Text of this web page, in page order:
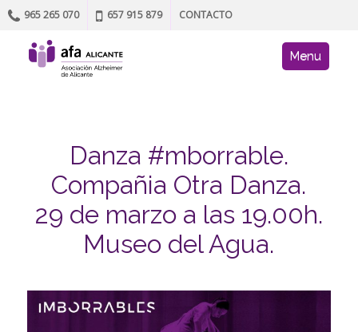
965 265 070 657 915 879 CONTACTO
AFA site
Skip to content
Menu
Danza #mborrable.
Compañia Otra Danza.
29 de marzo a las 19.00h.
Museo del Agua.